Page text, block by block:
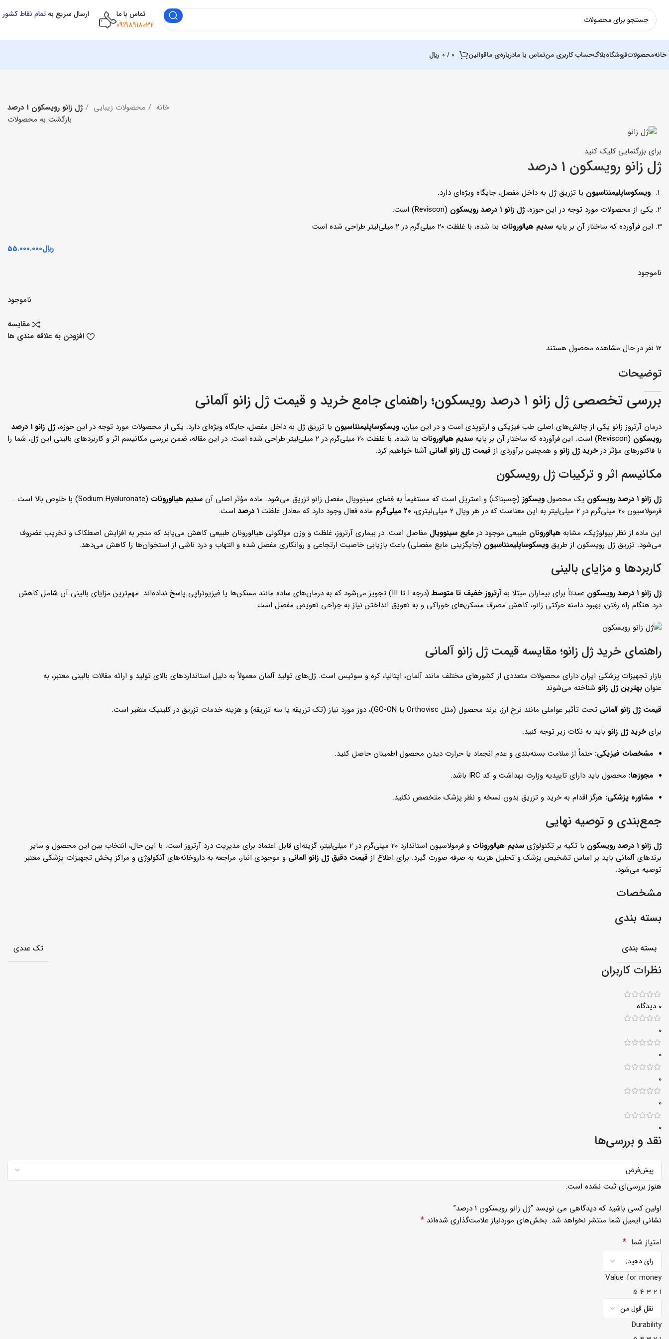
تماس با ما
09198918032
ارسال سریع به تمام نقاط کشور
خانهمحصولاتفروشگاهبلاگحساب کاربری منتماس با مادرباره‌ی ماقوانین 0
/ ﷼ 0
خانه محصولات زیبایی
ژل زانو رویسکون 1 درصد
بازگشت به محصولات
برای بزرگنمایی کلیک کنید
ژل زانو رویسکون 1 درصد
ویسکوساپلیمنتاسیون یا تزریق ژل به داخل مفصل، جایگاه ویژه‌ای دارد.
یکی از محصولات مورد توجه در این حوزه، ژل زانو ۱ درصد رویسکون
(Reviscon) است.
این فرآورده که ساختار آن بر پایه سدیم هیالورونات بنا شده، با غلظت ۲۰ میلی‌گرم در ۲ میلی‌لیتر طراحی شده است
﷼55.000.000
ناموجود
ناموجود
مقایسه
افزودن به علاقه مندی ها
12 نفر در حال مشاهده محصول هستند
توضیحات
بررسی تخصصی ژل زانو ۱ درصد رویسکون؛ راهنمای جامع خرید و قیمت ژل زانو آلمانی
درمان آرتروز زانو یکی از چالش‌های اصلی طب فیزیکی و ارتوپدی است و در این میان، ویسکوساپلیمنتاسیون یا تزریق ژل به داخل مفصل، جایگاه ویژه‌ای دارد. یکی از محصولات مورد توجه در این حوزه،
ژل زانو ۱ درصد
رویسکون (Reviscon) است. این فرآورده که ساختار آن بر پایه سدیم هیالورونات
بنا شده، با غلظت ۲۰ میلی‌گرم در ۲ میلی‌لیتر طراحی شده است. در این مقاله، ضمن بررسی مکانیسم اثر و کاربردهای بالینی این ژل، شما را
با فاکتورهای مؤثر درخرید ژل زانو و همچنین برآوردی از قیمت ژل زانو آلمانی آشنا خواهیم کرد.
مکانیسم اثر و ترکیبات ژل رویسکون
ژل زانو ۱ درصد رویسکون یک محصول ویسکوز (چسبناک) و استریل است که مستقیماً به فضای سینوویال مفصل زانو تزریق می‌شود. ماده مؤثر اصلی آن سدیم هیالورونات
(Sodium Hyaluronate) با خلوص بالا است .
فرمولاسیون ۲۰ میلی‌گرم در ۲ میلی‌لیتر به این معناست که در هر ویال ۲ میلی‌لیتری،
۲۰ میلی‌گرم ماده فعال وجود دارد که معادل غلظت ۱ درصد
است.
این ماده از نظر بیولوژیک، مشابه هیالورونان طبیعی موجود در مایع سینوویال مفاصل است. در بیماری آرتروز، غلظت و وزن مولکولی هیالورونان طبیعی کاهش می‌یابد که منجر به افزایش اصطکاک و تخریب غضروف
می‌شود. تزریق ژل رویسکون از طریق ویسکوساپلیمنتاسیون (جایگزینی مایع مفصلی) باعث بازیابی خاصیت ارتجاعی و روانکاری مفصل شده و التهاب و درد ناشی از استخوان‌ها را کاهش می‌دهد.
کاربردها و مزایای بالینی
ژل زانو ۱ درصد رویسکون عمدتاً برای بیماران مبتلا به آرتروز خفیف تا متوسط
(درجه I تا III) تجویز می‌شود که به درمان‌های ساده مانند مسکن‌ها یا فیزیوتراپی پاسخ نداده‌اند. مهم‌ترین مزایای بالینی آن شامل کاهش
درد هنگام راه رفتن، بهبود دامنه حرکتی زانو، کاهش مصرف مسکن‌های خوراکی و به تعویق انداختن نیاز به جراحی تعویض مفصل است.
راهنمای خرید ژل زانو؛ مقایسه قیمت ژل زانو آلمانی
بازار تجهیزات پزشکی ایران دارای محصولات متعددی از کشورهای مختلف مانند آلمان، ایتالیا، کره و سوئیس است. ژل‌های تولید آلمان معمولاً به دلیل استانداردهای بالای تولید و ارائه مقالات بالینی معتبر، به
عنوان بهترین ژل زانو شناخته می‌شوند
قیمت ژل زانو آلمانی تحت تأثیر عواملی مانند نرخ ارز، برند محصول (مثل Orthovisc یا GO-ON)، دوز مورد نیاز (تک تزریقه یا سه تزریقه) و هزینه خدمات تزریق در کلینیک متغیر است.
برایخرید ژل زانو باید به نکات زیر توجه کنید:
مشخصات فیزیکی: حتماً از سلامت بسته‌بندی و عدم انجماد یا حرارت دیدن محصول اطمینان حاصل کنید.
مجوزها: محصول باید دارای تاییدیه وزارت بهداشت و کد IRC باشد.
مشاوره پزشکی: هرگز اقدام به خرید و تزریق بدون نسخه و نظر پزشک متخصص نکنید.
جمع‌بندی و توصیه نهایی
ژل زانو ۱ درصد رویسکون با تکیه بر تکنولوژی سدیم هیالورونات
و فرمولاسیون استاندارد ۲۰ میلی‌گرم در ۲ میلی‌لیتر، گزینه‌ای قابل اعتماد برای مدیریت درد آرتروز است. با این حال، انتخاب بین این محصول و سایر
برندهای آلمانی باید بر اساس تشخیص پزشک و تحلیل هزینه به صرفه صورت گیرد. برای اطلاع از قیمت دقیق ژل زانو آلمانی و موجودی انبار، مراجعه به داروخانه‌های آنکولوژی و مراکز پخش تجهیزات پزشکی معتبر
توصیه می‌شود.
مشخصات
بسته بندی
بسته بندی تک عددی
نظرات کاربران
0 دیدگاه
0
0
0
0
0
نقد و بررسی‌ها
هنوز بررسی‌ای ثبت نشده است.
اولین کسی باشید که دیدگاهی می نویسد “ژل زانو رویسکون 1 درصد”
نشانی ایمیل شما منتشر نخواهد شد. بخش‌های موردنیاز علامت‌گذاری شده‌اند *
امتیاز شما *
Value for money
1
2
3
4
5
Durability